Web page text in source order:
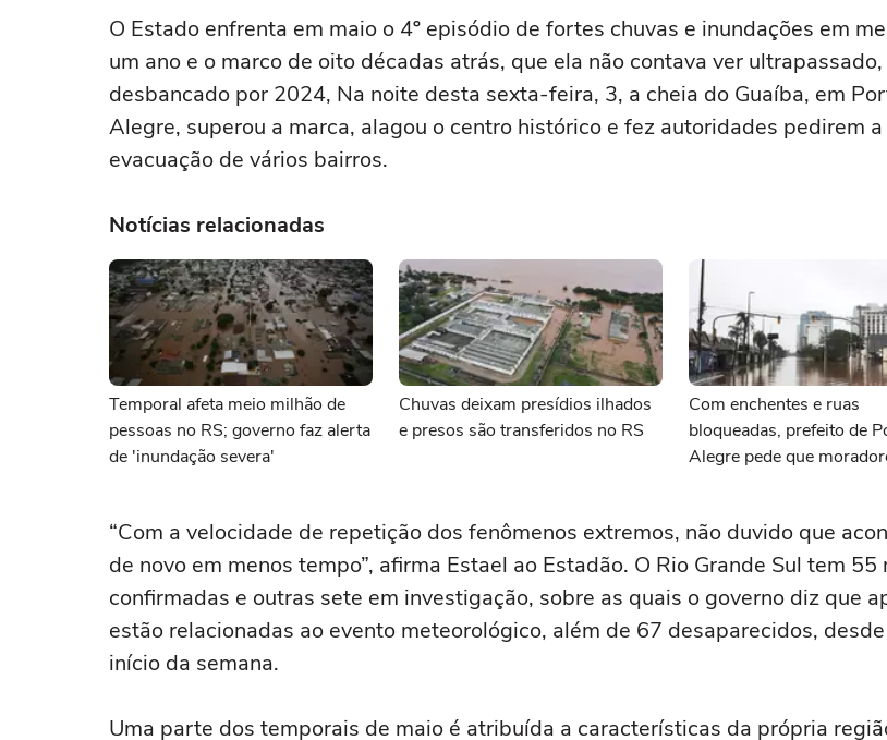
O Estado enfrenta em maio o 4º episódio de fortes chuvas e inundações em
um ano e o marco de oito décadas atrás, que ela não contava ver
desbancado por 2024, Na noite desta sexta-feira, 3, a cheia do Guaíba, em
Alegre, superou a marca, alagou o centro histórico e fez autoridades pedirem a
evacuação de vários bairros.
Notícias relacionadas
Temporal afeta meio milhão de
pessoas no RS; governo faz alerta
de 'inundação severa'
Chuvas deixam presídios ilhados
e presos são transferidos no RS
Com enchentes e ruas
bloqueadas, prefeito de
Alegre pede que
“Com a velocidade de repetição dos fenômenos extremos, não duvido que
de novo em menos tempo”, afirma Estael ao Estadão. O Rio Grande Sul tem 55
confirmadas e outras sete em investigação, sobre as quais o governo diz que
estão relacionadas ao evento meteorológico, além de 67 desaparecidos,
início da semana.
Uma parte dos temporais de maio é atribuída a características da própria